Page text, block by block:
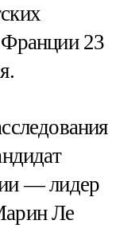
Франции 23
— лидер
Ле